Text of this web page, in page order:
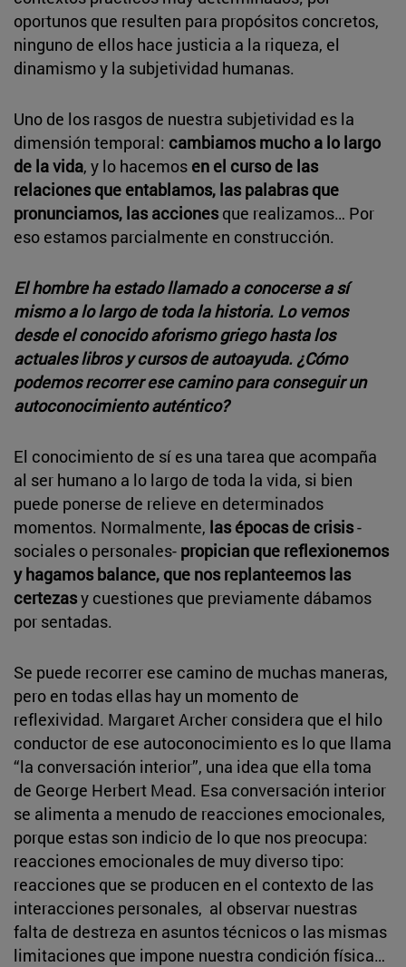
oportunos que resulten para propósitos concretos,
ninguno de ellos hace justicia a la riqueza, el
dinamismo y la subjetividad humanas.
Uno de los rasgos de nuestra subjetividad es la
dimensión temporal: cambiamos mucho a lo largo
de la vida, y lo hacemos en el curso de las
relaciones que entablamos, las palabras que
pronunciamos, las accionesque realizamos… Por
eso estamos parcialmente en construcción.
El hombre ha estado llamado a conocerse a sí
mismo a lo largo de toda la historia. Lo vemos
desde el conocido aforismo griego hasta los
actuales libros y cursos de autoayuda. ¿Cómo
podemos recorrer ese camino para conseguir un
autoconocimiento auténtico?
El conocimiento de sí es una tarea que acompaña
al ser humano a lo largo de toda la vida, si bien
puede ponerse de relieve en determinados
momentos. Normalmente, las épocas de crisis-
sociales o personales- propician que reflexionemos
y hagamos balance, que nos replanteemos las
certezasy cuestiones que previamente dábamos
por sentadas.
Se puede recorrer ese camino de muchas maneras,
pero en todas ellas hay un momento de
reflexividad. Margaret Archer considera que el hilo
conductor de ese autoconocimiento es lo que llama
“la conversación interior”, una idea que ella toma
de George Herbert Mead. Esa conversación interior
se alimenta a menudo de reacciones emocionales,
porque estas son indicio de lo que nos preocupa:
reacciones emocionales de muy diverso tipo:
reacciones que se producen en el contexto de las
interacciones personales, al observar nuestras
falta de destreza en asuntos técnicos o las mismas
limitaciones que impone nuestra condición física…